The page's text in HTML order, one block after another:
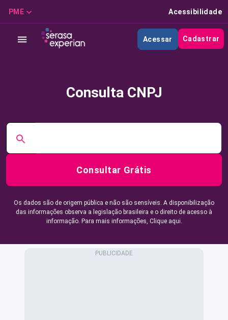
PME Acessibilidade
Acessar Cadastrar
Consulta CNPJ
Consultar Grátis
Os dados são de origem pública e não são sensíveis. A disponibilização
das informações observa a legislação brasileira e o direito de acesso à
informação. Para mais informações, Clique aqui.